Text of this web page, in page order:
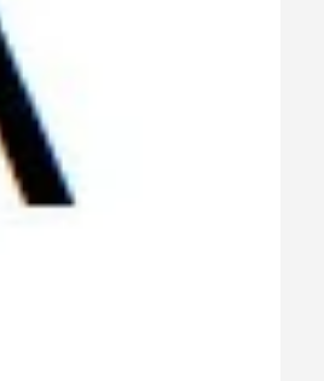
de massa, mesmo em
. Canais tradicionais como
possuem uma credibilidade
público brasileiro, o que torna esse
valioso para marcas que
imagem e aumentar suas
/ Internet A credibilidade